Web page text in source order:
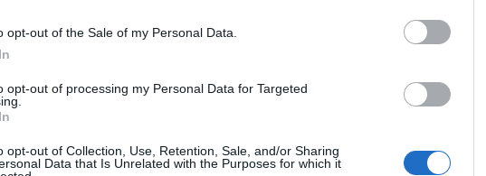
opt-out of the Sale of my Personal Data.
opt-out of processing my Personal Data for Targeted
opt-out of Collection, Use, Retention, Sale, and/or Sharing
Data that Is Unrelated with the Purposes for which it
το τηλέφωνο.
αναφέρει μεταξύ άλλων για το περιστατικό:
αυστηρές προειδοποιήσεις επέρριπταν τις ευθύνες